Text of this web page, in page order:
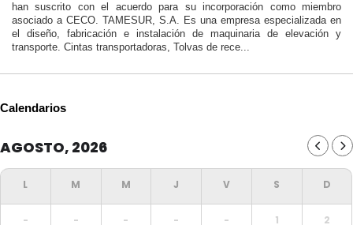
han suscrito con el acuerdo para su incorporación como miembro
asociado a CECO. TAMESUR, S.A. Es una empresa especializada en
el diseño, fabricación e instalación de maquinaria de elevación y
transporte. Cintas transportadoras, Tolvas de rece...
Calendarios
AGOSTO, 2026
- - - - - 1 2